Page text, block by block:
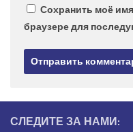
Сохранить моё
браузере для
СЛЕДИТЕ ЗА НАМИ: